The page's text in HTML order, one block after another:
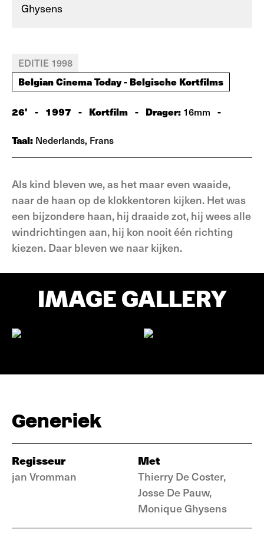
Ghysens
EDITIE 1998
Belgian Cinema Today - Belgische Kortfilms
26' - 1997 - Kortfilm - Drager: 16mm -
Taal: Nederlands, Frans
Als kind bleven we, as het maar even waaide,
naar de haan op de klokkentoren kijken. Het was
een bijzondere haan, hij draaide zot, hij wees alle
windrichtingen aan, hij kon nooit één richting
kiezen. Daar bleven we naar kijken.
IMAGE GALLERY
Generiek
Regisseur
jan Vromman
Met
Thierry De Coster,
Josse De Pauw,
Monique Ghysens